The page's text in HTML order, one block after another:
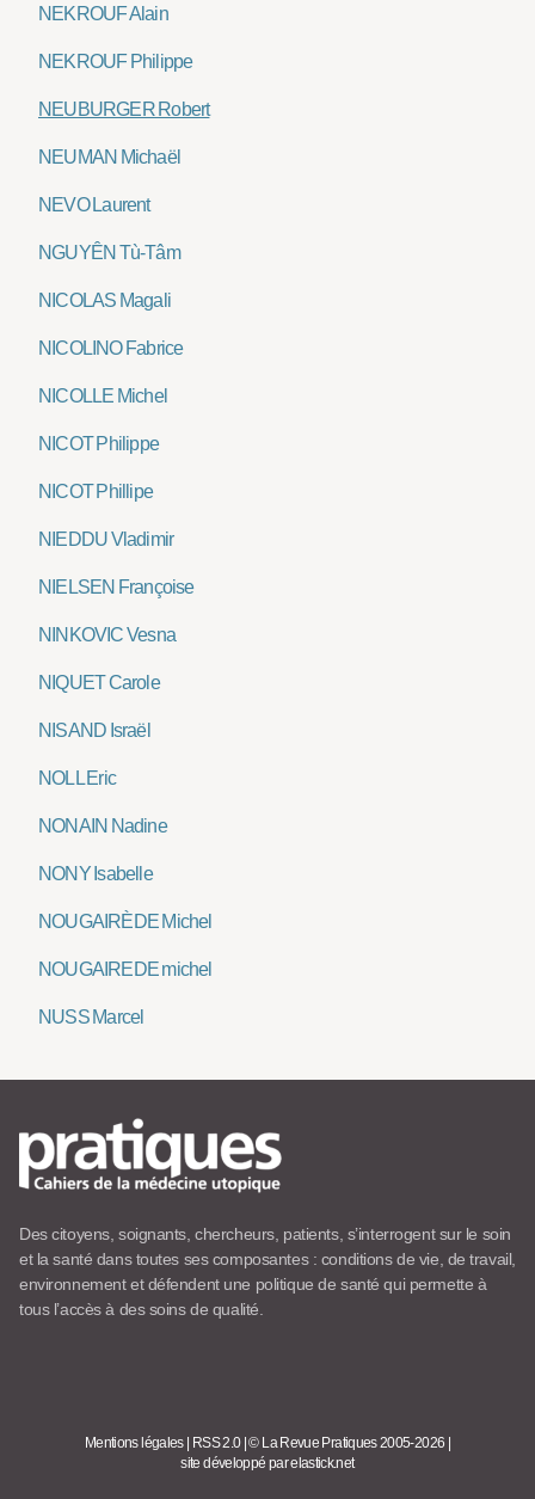
NEKROUF Alain
NEKROUF Philippe
NEUBURGER Robert
NEUMAN Michaël
NEVO Laurent
NGUYÊN Tù-Tâm
NICOLAS Magali
NICOLINO Fabrice
NICOLLE Michel
NICOT Philippe
NICOT Phillipe
NIEDDU Vladimir
NIELSEN Françoise
NINKOVIC Vesna
NIQUET Carole
NISAND Israël
NOLL Eric
NONAIN Nadine
NONY Isabelle
NOUGAIRÈDE Michel
NOUGAIREDE michel
NUSS Marcel
Des citoyens, soignants, chercheurs, patients, s’interrogent sur le soin
et la santé dans toutes ses composantes : conditions de vie, de travail,
environnement et défendent une politique de santé qui permette à
tous l’accès à des soins de qualité.
Mentions légales RSS 2.0 |© La Revue Pratiques 2005-2026
site développé par elastick.net